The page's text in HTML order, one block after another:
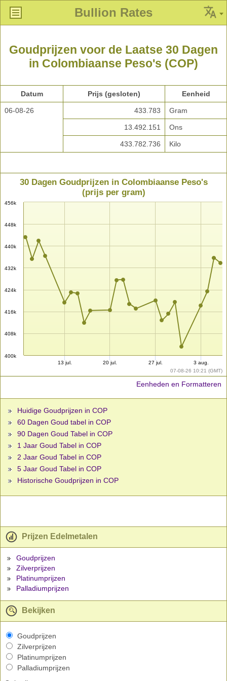
Bullion Rates
Goudprijzen voor de Laatse 30 Dagen
in Colombiaanse Peso's (COP)
Datum Prijs (gesloten) Eenheid
06-08-26 433.783 Gram
13.492.151 Ons
433.782.736 Kilo
07-08-26 10:21 (GMT)
30 Dagen Goudprijzen in Colombiaanse Peso's
(prijs per gram)
400k
408k
416k
424k
432k
440k
448k
456k
13 jul. 20 jul. 27 jul. 3 aug.
Eenheden en Formatteren
Huidige Goudprijzen in COP
60 Dagen Goud tabel in COP
90 Dagen Goud Tabel in COP
1 Jaar Goud Tabel in COP
2 Jaar Goud Tabel in COP
5 Jaar Goud Tabel in COP
Historische Goudprijzen in COP
Prijzen Edelmetalen
Goudprijzen
Zilverprijzen
Platinumprijzen
Palladiumprijzen
Bekijken
Goudprijzen
Zilverprijzen
Platinumprijzen
Palladiumprijzen